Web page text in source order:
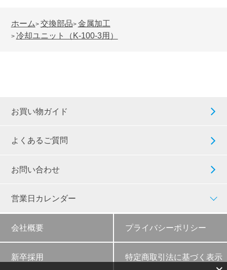
ホーム> 交換部品> 金属加工
> 冷却ユニット（K-100-3用）
お買い物ガイド
よくあるご質問
お問い合わせ
営業日カレンダー
会社概要 プライバシーポリシー
新卒採用 特定商取引法に基づく表示